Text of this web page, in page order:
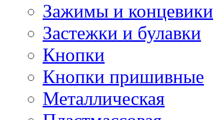
Зажимы и концевики
Застежки и булавки
Кнопки
Кнопки пришивные
Металлическая